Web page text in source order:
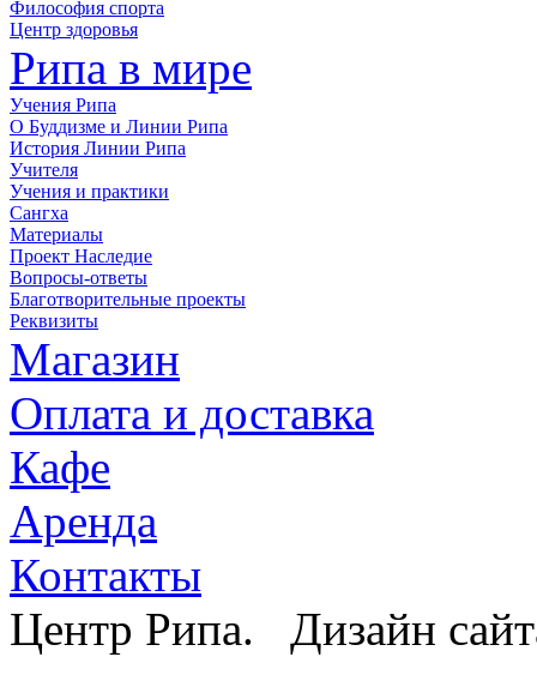
Философия спорта
Центр здоровья
Рипа в мире
Учения Рипа
О Буддизме и Линии Рипа
История Линии Рипа
Учителя
Учения и практики
Сангха
Материалы
Проект Наследие
Вопросы-ответы
Благотворительные проекты
Реквизиты
Магазин
Оплата и доставка
Кафе
Аренда
Контакты
Центр Рипа. Дизайн